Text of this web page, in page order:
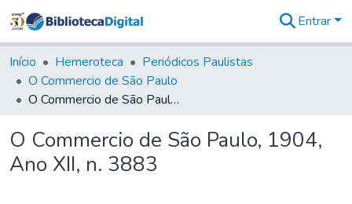
&
Coleções
Tudo na
Biblioteca
Estatísticas
Entrar
Início Hemeroteca
Periódicos Paulistas
O Commercio de São Paulo
O Commercio de São Paulo, 1904, Ano XII, n. 3883
O Commercio de São Paulo, 1904,
Ano XII, n. 3883